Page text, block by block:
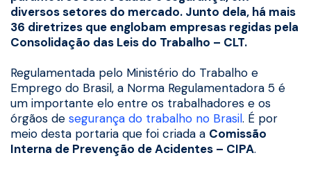
diversos setores do mercado. Junto dela, há mais
36 diretrizes que englobam empresas regidas pela
Consolidação das Leis do Trabalho – CLT.
Regulamentada pelo Ministério do Trabalho e
Emprego do Brasil, a Norma Regulamentadora 5 é
um importante elo entre os trabalhadores e os
órgãos de segurança do trabalho no Brasil. É por
meio desta portaria que foi criada a Comissão
Interna de Prevenção de Acidentes – CIPA.